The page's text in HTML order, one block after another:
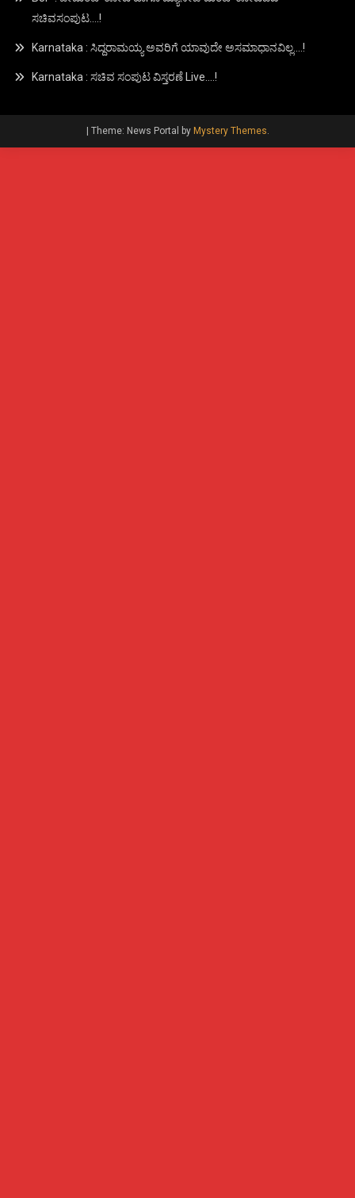
ಸಚಿವಸಂಪುಟ….!
Karnataka : ಸಿದ್ದರಾಮಯ್ಯ ಅವರಿಗೆ ಯಾವುದೇ ಅಸಮಾಧಾನವಿಲ್ಲ….!
Karnataka : ಸಚಿವ ಸಂಪುಟ ವಿಸ್ತರಣೆ Live….!
| Theme: News Portal by Mystery Themes